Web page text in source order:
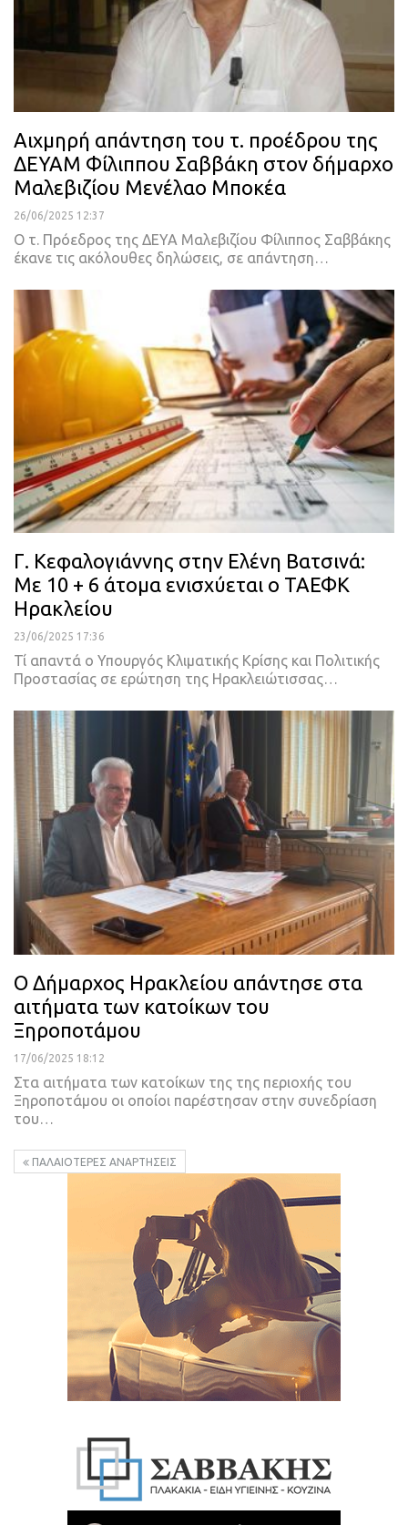
Αιχμηρή απάντηση του τ. προέδρου της
ΔΕΥΑΜ Φίλιππου Σαββάκη στον δήμαρχο
Μαλεβιζίου Μενέλαο Μποκέα
26/06/2025 12:37
Ο τ. Πρόεδρος της ΔΕΥΑ Μαλεβιζίου Φίλιππος Σαββάκης
έκανε τις ακόλουθες δηλώσεις, σε απάντηση…
Γ. Κεφαλογιάννης στην Ελένη Βατσινά:
Με 10 + 6 άτομα ενισχύεται ο ΤΑΕΦΚ
Ηρακλείου
23/06/2025 17:36
Τί απαντά ο Υπουργός Κλιματικής Κρίσης και Πολιτικής
Προστασίας σε ερώτηση της Ηρακλειώτισσας…
Ο Δήμαρχος Ηρακλείου απάντησε στα
αιτήματα των κατοίκων του
Ξηροποτάμου
17/06/2025 18:12
Στα αιτήματα των κατοίκων της της περιοχής του
Ξηροποτάμου οι οποίοι παρέστησαν στην συνεδρίαση
του…
ΠΑΛΑΙΌΤΕΡΕΣ ΑΝΑΡΤΉΣΕΙΣ